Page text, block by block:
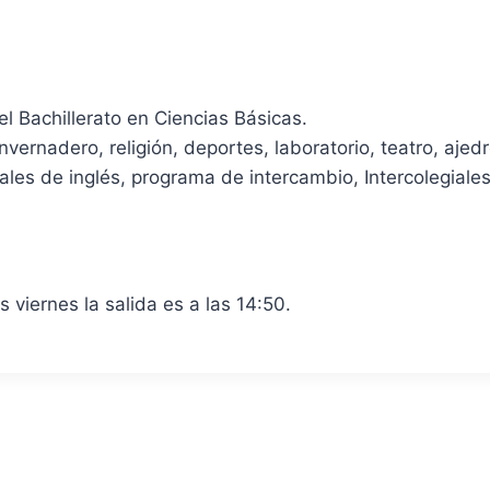
Bachillerato en Ciencias Básicas.
religión, deportes, laboratorio, teatro,
de inglés, programa de intercambio,
viernes la salida es a las 14:50.